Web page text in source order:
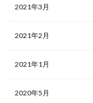
2021年3月
2021年2月
2021年1月
2020年5月